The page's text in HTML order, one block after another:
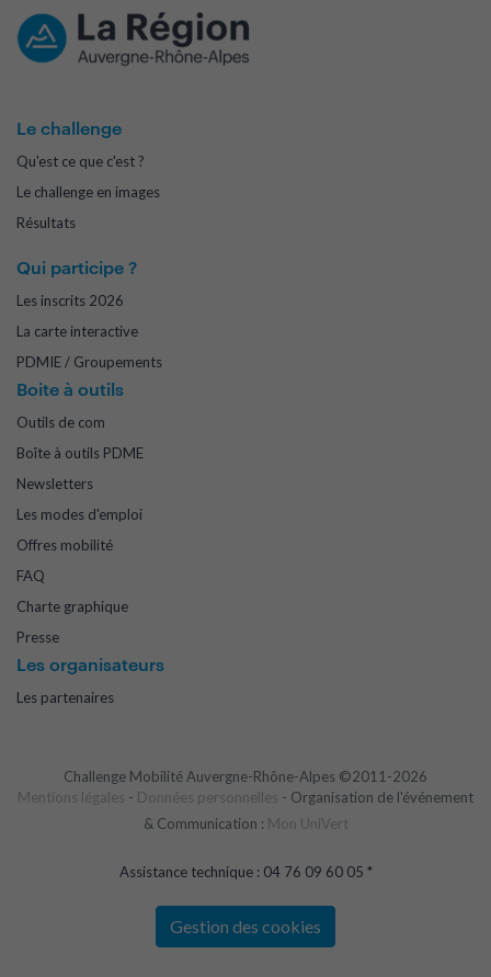
Le challenge
Qu'est ce que c'est ?
Le challenge en images
Résultats
Qui participe ?
Les inscrits 2026
La carte interactive
PDMIE / Groupements
Boite à outils
Outils de com
Boîte à outils PDME
Newsletters
Les modes d'emploi
Offres mobilité
FAQ
Charte graphique
Presse
Les organisateurs
Les partenaires
Challenge Mobilité Auvergne-Rhône-Alpes ©2011-2026
Mentions légales - Données personnelles - Organisation de l'événement
& Communication : Mon UniVert
Assistance technique : 04 76 09 60 05 *
Gestion des cookies